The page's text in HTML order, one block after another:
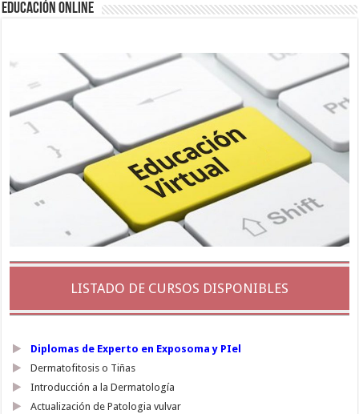
EDUCACIÓN ONLINE
LISTADO DE CURSOS DISPONIBLES
Diplomas de Experto en Exposoma y PIel
Dermatofitosis o Tiñas
Introducción a la Dermatología
Actualización de Patologia vulvar